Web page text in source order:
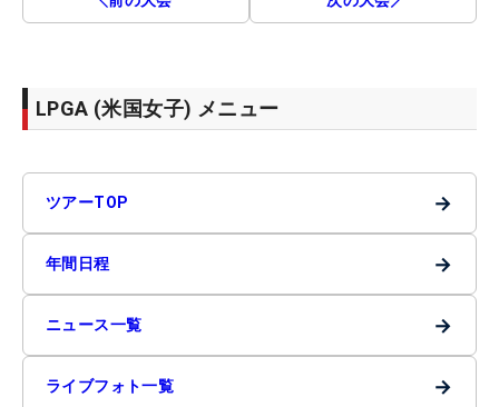
LPGA (米国女子) メニュー
ツアーTOP →
年間日程 →
ニュース一覧 →
ライブフォト一覧 →